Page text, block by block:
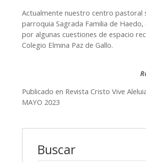
Actualmente nuestro centro pastoral
parroquia Sagrada Familia de Haedo,
por algunas cuestiones de espacio
Colegio Elmina Paz de Gallo.
Publicado en Revista Cristo Vive
MAYO 2023
Buscar